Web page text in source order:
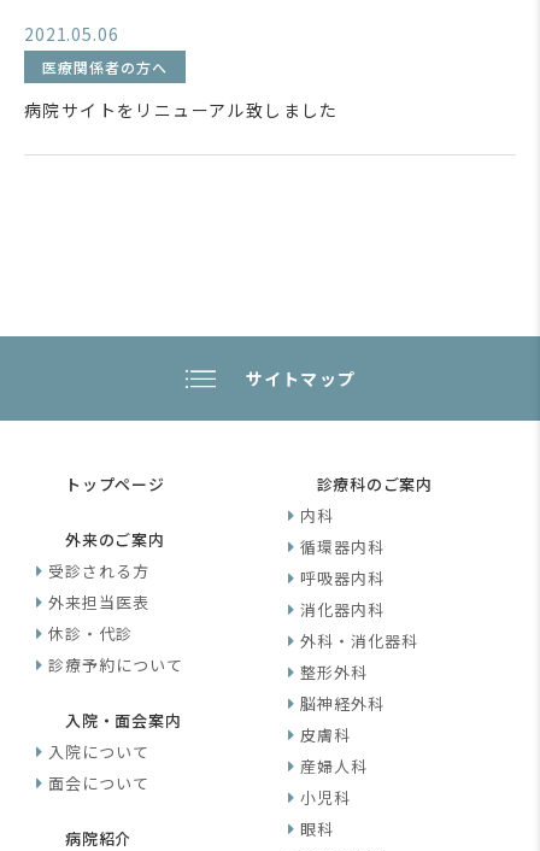
2021.05.06
医療関係者の方へ
病院サイトをリニューアル致しました
サイトマップ
トップページ
外来のご案内
受診される方
外来担当医表
休診・代診
診療予約について
入院・面会案内
入院について
面会について
病院紹介
診療科のご案内
内科
循環器内科
呼吸器内科
消化器内科
外科・消化器科
整形外科
脳神経外科
皮膚科
産婦人科
小児科
眼科